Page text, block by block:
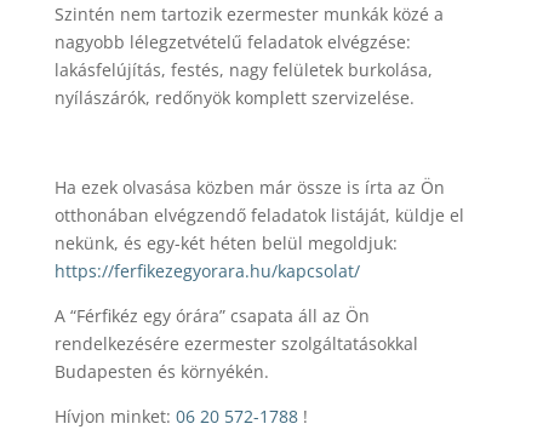
Szintén nem tartozik ezermester munkák közé a
nagyobb lélegzetvételű feladatok elvégzése:
lakásfelújítás, festés, nagy felületek burkolása,
nyílászárók, redőnyök komplett szervizelése.
Ha ezek olvasása közben már össze is írta az Ön
otthonában elvégzendő feladatok listáját, küldje el
nekünk, és egy-két héten belül megoldjuk:
https://ferfikezegyorara.hu/kapcsolat/
A “Férfikéz egy órára” csapata áll az Ön
rendelkezésére ezermester szolgáltatásokkal
Budapesten és környékén.
Hívjon minket: 06 20 572-1788!